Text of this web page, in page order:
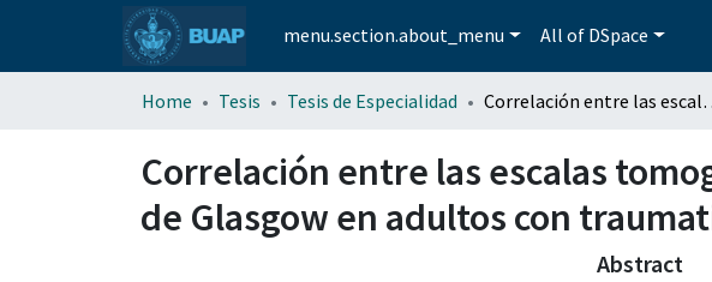
menu.section.about_menu All of DSpace
Home Tesis Tesis de Especialidad Correlación entre las escalas
Correlación entre las escalas
de Glasgow en adultos con
Abstract